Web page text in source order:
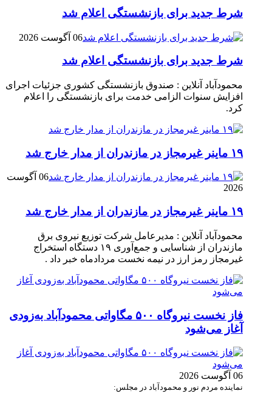
شرط جدید برای بازنشستگی اعلام شد
06 آگوست 2026
شرط جدید برای بازنشستگی اعلام شد
محمودآباد آنلاین : صندوق بازنشستگی کشوری جزئیات اجرای
افزایش سنوات الزامی خدمت برای بازنشستگی را اعلام
کرد.
۱۹ ماینر غیرمجاز در مازندران از مدار خارج شد
06 آگوست
2026
۱۹ ماینر غیرمجاز در مازندران از مدار خارج شد
محمودآباد آنلاین : مدیرعامل شرکت توزیع نیروی برق
مازندران از شناسایی و جمع‌آوری ۱۹ دستگاه استخراج
غیرمجاز رمز ارز در نیمه نخست مردادماه خبر داد .
فاز نخست نیروگاه ۵۰۰ مگاواتی محمودآباد به‌زودی
آغاز می‌شود
06 آگوست 2026
نماینده مردم نور و محمودآباد در مجلس: